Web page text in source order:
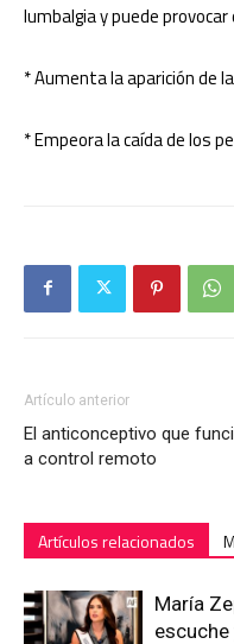
lumbalgia y puede provocar
* Aumenta la aparición de
* Empeora la caída de los
Artículo anterior
El anticonceptivo que
a control remoto
Artículos relacionados
María